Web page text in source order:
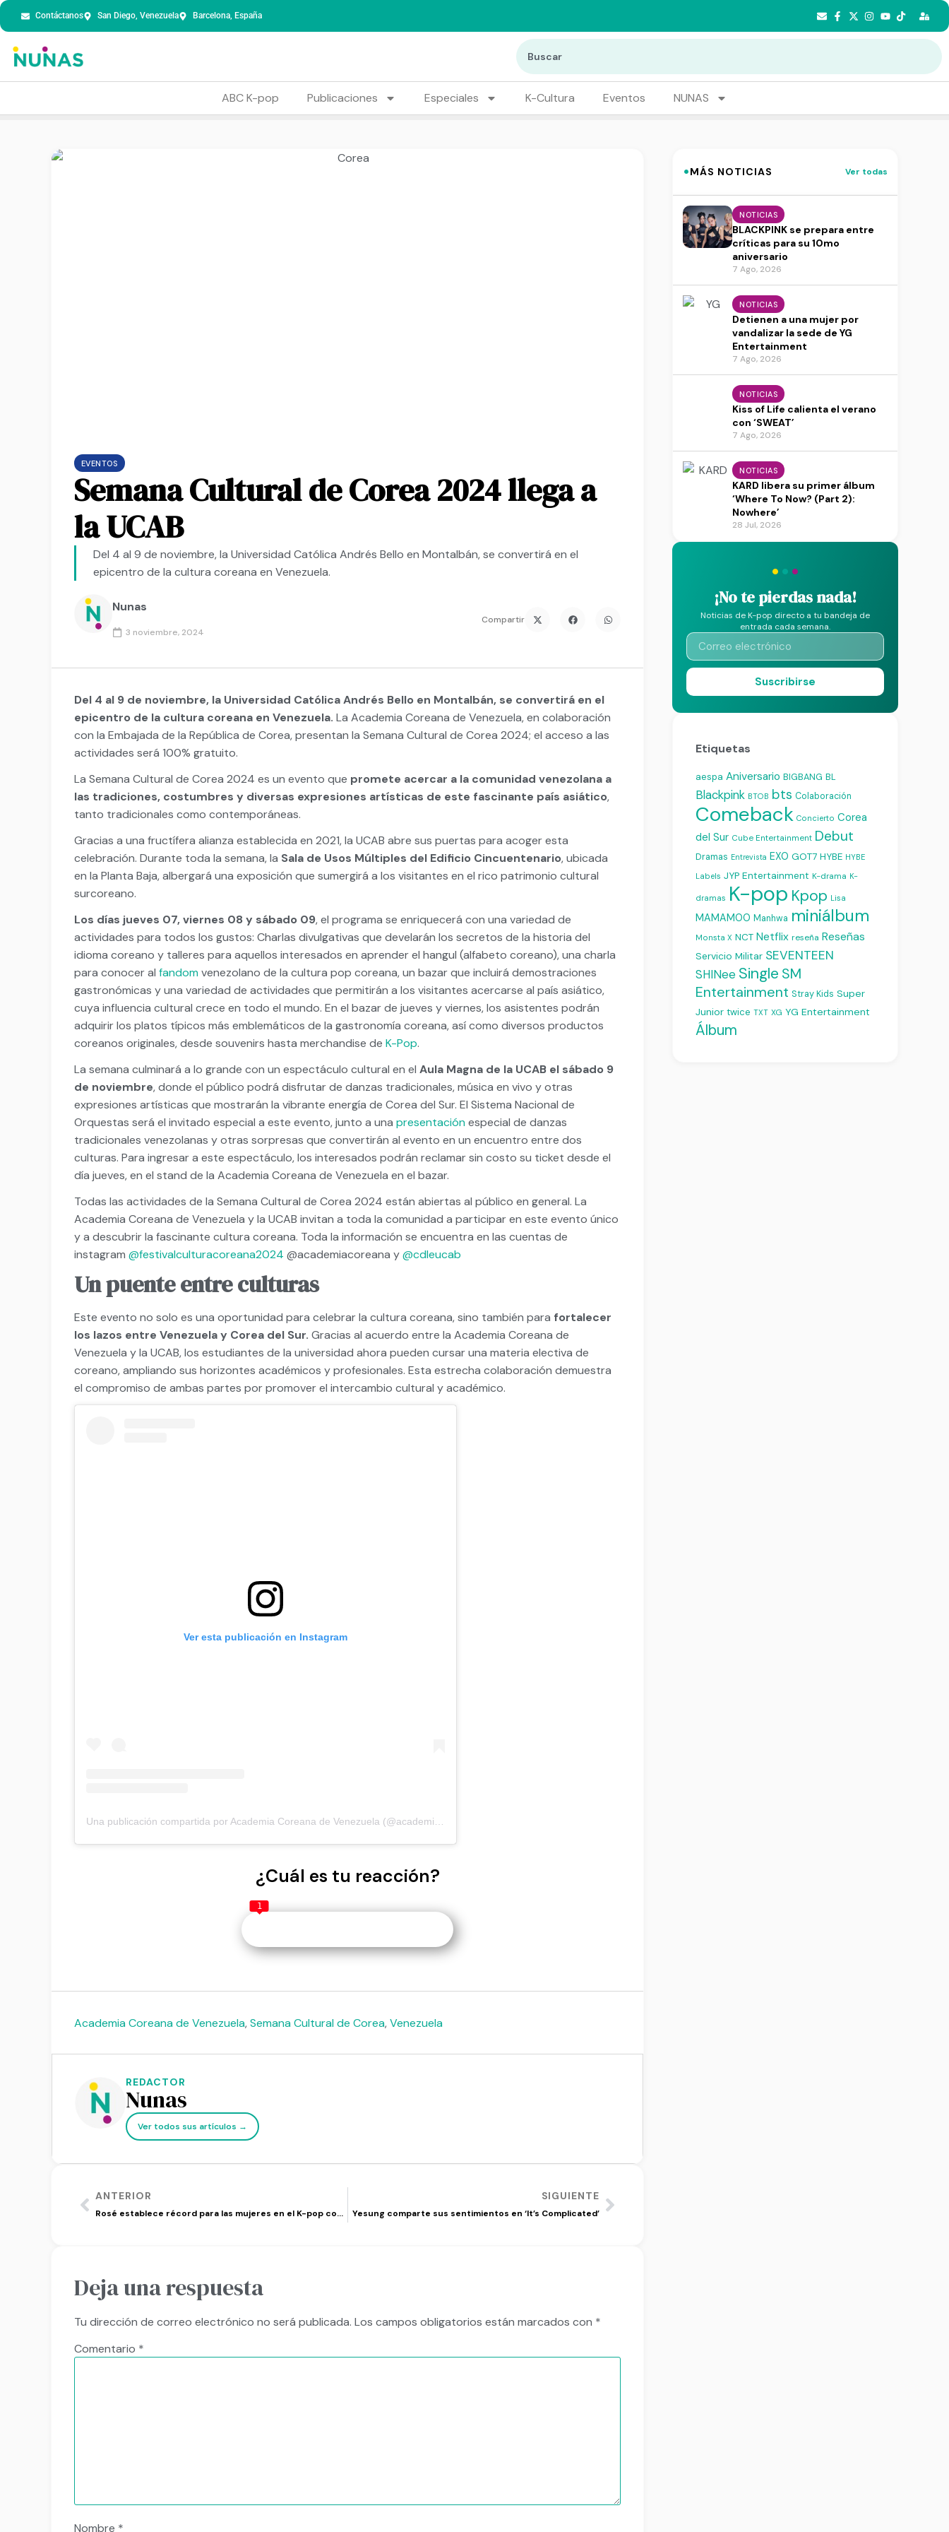
Contáctanos San Diego, Venezuela Barcelona, España
ABC K-pop Publicaciones Especiales K-Cultura Eventos NUNAS
EVENTOS
Semana Cultural de Corea 2024 llega a
la UCAB
Del 4 al 9 de noviembre, la Universidad Católica Andrés Bello en Montalbán, se convertirá en el
epicentro de la cultura coreana en Venezuela.
Nunas
3 noviembre, 2024
Compartir
Del 4 al 9 de noviembre, la Universidad Católica Andrés Bello en Montalbán, se convertirá en el
epicentro de la cultura coreana en Venezuela. La Academia Coreana de Venezuela, en colaboración
con la Embajada de la República de Corea, presentan la Semana Cultural de Corea 2024; el acceso a las
actividades será 100% gratuito.
La Semana Cultural de Corea 2024 es un evento que promete acercar a la comunidad venezolana a
las tradiciones, costumbres y diversas expresiones artísticas de este fascinante país asiático,
tanto tradicionales como contemporáneas.
Gracias a una fructífera alianza establecida en 2021, la UCAB abre sus puertas para acoger esta
celebración. Durante toda la semana, la Sala de Usos Múltiples del Edificio Cincuentenario, ubicada
en la Planta Baja, albergará una exposición que sumergirá a los visitantes en el rico patrimonio cultural
surcoreano.
Los días jueves 07, viernes 08 y sábado 09, el programa se enriquecerá con una variedad de
actividades para todos los gustos: Charlas divulgativas que develarán los secretos de la historia del
idioma coreano y talleres para aquellos interesados en aprender el hangul (alfabeto coreano), una charla
para conocer al fandomvenezolano de la cultura pop coreana, un bazar que incluirá demostraciones
gastronómicas y una variedad de actividades que permitirán a los visitantes acercarse al país asiático,
cuya influencia cultural crece en todo el mundo. En el bazar de jueves y viernes, los asistentes podrán
adquirir los platos típicos más emblemáticos de la gastronomía coreana, así como diversos productos
coreanos originales, desde souvenirs hasta merchandise de K-Pop.
La semana culminará a lo grande con un espectáculo cultural en el Aula Magna de la UCAB el sábado 9
de noviembre, donde el público podrá disfrutar de danzas tradicionales, música en vivo y otras
expresiones artísticas que mostrarán la vibrante energía de Corea del Sur. El Sistema Nacional de
Orquestas será el invitado especial a este evento, junto a una presentaciónespecial de danzas
tradicionales venezolanas y otras sorpresas que convertirán al evento en un encuentro entre dos
culturas. Para ingresar a este espectáculo, los interesados podrán reclamar sin costo su ticket desde el
día jueves, en el stand de la Academia Coreana de Venezuela en el bazar.
Todas las actividades de la Semana Cultural de Corea 2024 están abiertas al público en general. La
Academia Coreana de Venezuela y la UCAB invitan a toda la comunidad a participar en este evento único
y a descubrir la fascinante cultura coreana. Toda la información se encuentra en las cuentas de
instagram @festivalculturacoreana2024 @academiacoreana y@cdleucab
Un puente entre culturas
Este evento no solo es una oportunidad para celebrar la cultura coreana, sino también para fortalecer
los lazos entre Venezuela y Corea del Sur. Gracias al acuerdo entre la Academia Coreana de
Venezuela y la UCAB, los estudiantes de la universidad ahora pueden cursar una materia electiva de
coreano, ampliando sus horizontes académicos y profesionales. Esta estrecha colaboración demuestra
el compromiso de ambas partes por promover el intercambio cultural y académico.
Ver esta publicación en Instagram
Una publicación compartida por Academia Coreana de Venezuela (@academiacoreana)
¿Cuál es tu reacción?
1
Academia Coreana de Venezuela,Semana Cultural de Corea,Venezuela
REDACTOR
Nunas
Ver todos sus artículos →
ANTERIOR
Rosé establece récord para las mujeres en el K-pop con ‘APT’
SIGUIENTE
Yesung comparte sus sentimientos en ‘It’s Complicated’
Deja una respuesta
Tu dirección de correo electrónico no será publicada. Los campos obligatorios están marcados con *
Comentario *
Nombre *
·MÁS NOTICIAS Ver todas
NOTICIAS
BLACKPINK se prepara entre
críticas para su 10mo
aniversario
7 Ago, 2026
NOTICIAS
Detienen a una mujer por
vandalizar la sede de YG
Entertainment
7 Ago, 2026
NOTICIAS
Kiss of Life calienta el verano
con ‘SWEAT’
7 Ago, 2026
NOTICIAS
KARD libera su primer álbum
‘Where To Now? (Part 2):
Nowhere’
28 Jul, 2026
···
¡No te pierdas nada!
Noticias de K-pop directo a tu bandeja de
entrada cada semana.
Suscribirse
Etiquetas
aespa Aniversario BIGBANG BL
Blackpink BTOB bts Colaboración
Comeback Concierto Corea
del Sur Cube Entertainment Debut
Dramas Entrevista EXO GOT7 HYBE HYBE
Labels JYP Entertainment K-drama K-
dramas K-pop Kpop Lisa
MAMAMOO Manhwa miniálbum
Monsta X NCT Netflix reseña Reseñas
Servicio Militar SEVENTEEN
SHINee Single SM
Entertainment Stray Kids Super
Junior twice TXT XG YG Entertainment
Álbum